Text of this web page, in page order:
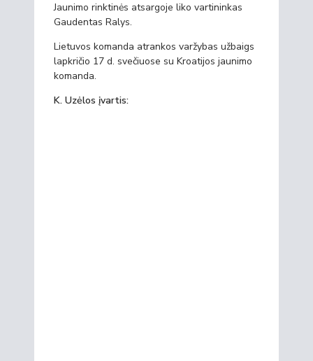
Jaunimo rinktinės atsargoje liko vartininkas
Gaudentas Ralys.
Lietuvos komanda atrankos varžybas užbaigs
lapkričio 17 d. svečiuose su Kroatijos jaunimo
komanda.
K. Uzėlos įvartis: